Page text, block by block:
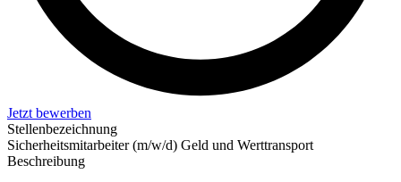
Jetzt bewerben
Stellenbezeichnung
Sicherheitsmitarbeiter (m/w/d) Geld und Werttransport
Beschreibung